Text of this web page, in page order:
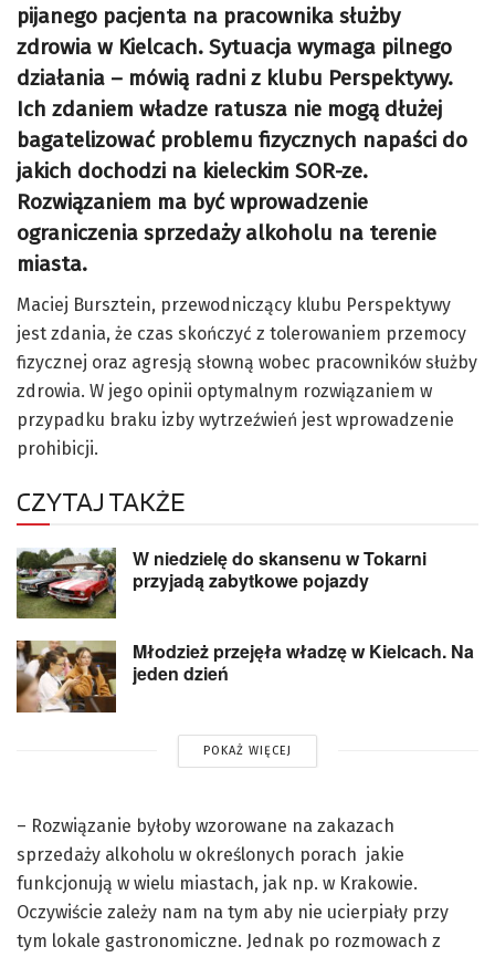
pijanego pacjenta na pracownika służby
zdrowia w Kielcach. Sytuacja wymaga pilnego
działania – mówią radni z klubu Perspektywy.
Ich zdaniem władze ratusza nie mogą dłużej
bagatelizować problemu fizycznych napaści do
jakich dochodzi na kieleckim SOR-ze.
Rozwiązaniem ma być wprowadzenie
ograniczenia sprzedaży alkoholu na terenie
miasta.
Maciej Bursztein, przewodniczący klubu Perspektywy
jest zdania, że czas skończyć z tolerowaniem przemocy
fizycznej oraz agresją słowną wobec pracowników służby
zdrowia. W jego opinii optymalnym rozwiązaniem w
przypadku braku izby wytrzeźwień jest wprowadzenie
prohibicji.
CZYTAJ TAKŻE
W niedzielę do skansenu w Tokarni
przyjadą zabytkowe pojazdy
Młodzież przejęła władzę w Kielcach. Na
jeden dzień
POKAŻ WIĘCEJ
– Rozwiązanie byłoby wzorowane na zakazach
sprzedaży alkoholu w określonych porach jakie
funkcjonują w wielu miastach, jak np. w Krakowie.
Oczywiście zależy nam na tym aby nie ucierpiały przy
tym lokale gastronomiczne. Jednak po rozmowach z